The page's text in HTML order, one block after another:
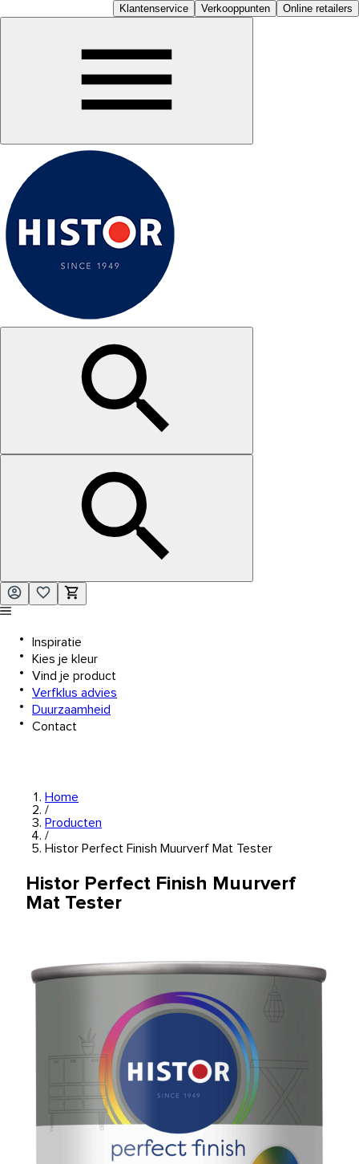
Klantenservice Verkooppunten Online retailers
Inspiratie
Kies je kleur
Vind je product
Verfklus advies
Duurzaamheid
Contact
Home
/
Producten
/
Histor Perfect Finish Muurverf Mat Tester
Histor Perfect Finish Muurverf
Mat Tester